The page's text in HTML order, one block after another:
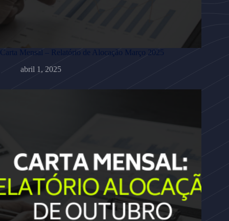
Carta Mensal – Relatório de Alocação Março 2025
abril 1, 2025